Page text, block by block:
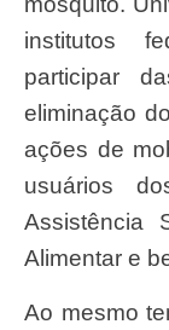
institutos
participar
eliminação
ações de
usuários
Assistência
Alimentar e
Ao mesmo tempo, está prevista a capacitação